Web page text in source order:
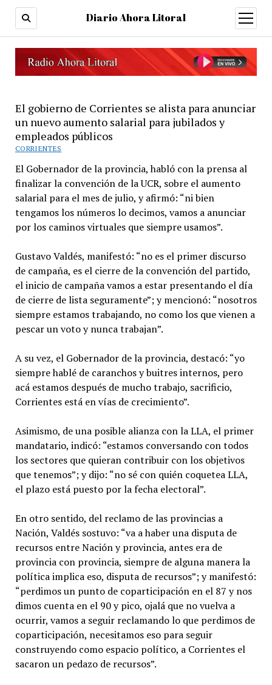
Diario Ahora Litoral
open
menu
El gobierno de Corrientes se alista para anunciar
un nuevo aumento salarial para jubilados y
empleados públicos
CORRIENTES
El Gobernador de la provincia, habló con la prensa al
finalizar la convención de la UCR, sobre el aumento
salarial para el mes de julio, y afirmó: “ni bien
tengamos los números lo decimos, vamos a anunciar
por los caminos virtuales que siempre usamos”.
Gustavo Valdés, manifestó: “no es el primer discurso
de campaña, es el cierre de la convención del partido,
el inicio de campaña vamos a estar presentando el día
de cierre de lista seguramente”; y mencionó: “nosotros
siempre estamos trabajando, no como los que vienen a
pescar un voto y nunca trabajan”.
A su vez, el Gobernador de la provincia, destacó: “yo
siempre hablé de caranchos y buitres internos, pero
acá estamos después de mucho trabajo, sacrificio,
Corrientes está en vías de crecimiento”.
Asimismo, de una posible alianza con la LLA, el primer
mandatario, indicó: “estamos conversando con todos
los sectores que quieran contribuir con los objetivos
que tenemos”; y dijo: “no sé con quién coquetea LLA,
el plazo está puesto por la fecha electoral”.
En otro sentido, del reclamo de las provincias a
Nación, Valdés sostuvo: “va a haber una disputa de
recursos entre Nación y provincia, antes era de
provincia con provincia, siempre de alguna manera la
política implica eso, disputa de recursos”; y manifestó:
“perdimos un punto de coparticipación en el 87 y nos
dimos cuenta en el 90 y pico, ojalá que no vuelva a
ocurrir, vamos a seguir reclamando lo que perdimos de
coparticipación, necesitamos eso para seguir
construyendo como espacio político, a Corrientes el
sacaron un pedazo de recursos”.